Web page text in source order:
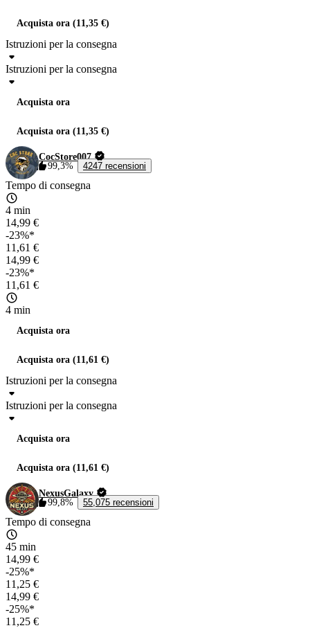
Acquista ora (11,35 €)
Istruzioni per la consegna
Istruzioni per la consegna
Acquista ora
Acquista ora (11,35 €)
CocStore007
99,3%
4247 recensioni
Tempo di consegna
4 min
14,99 €
-23%*
11,61 €
14,99 €
-23%*
11,61 €
4 min
Acquista ora
Acquista ora (11,61 €)
Istruzioni per la consegna
Istruzioni per la consegna
Acquista ora
Acquista ora (11,61 €)
NexusGalaxy
99,8%
55,075 recensioni
Tempo di consegna
45 min
14,99 €
-25%*
11,25 €
14,99 €
-25%*
11,25 €